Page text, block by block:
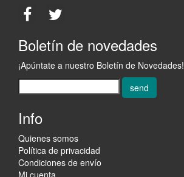
Boletín de novedades
¡Apúntate a nuestro Boletín de Novedades!
send
Info
Quienes somos
Política de privacidad
Condiciones de envío